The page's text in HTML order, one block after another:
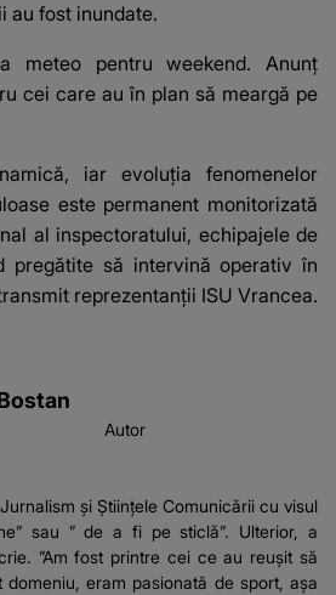
au fost inundate.
meteo pentru weekend. Anunț
cei care au în plan să meargă pe
iar evoluţia fenomenelor
este permanent monitorizată
al inspectoratului, echipajele de
pregătite să intervină operativ în
reprezentanţii ISU Vrancea.
Autor
și Științele Comunicării cu visul
sau ” de a fi pe sticlă”. Ulterior, a
”Am fost printre cei ce au reușit să
eram pasionată de sport, așa